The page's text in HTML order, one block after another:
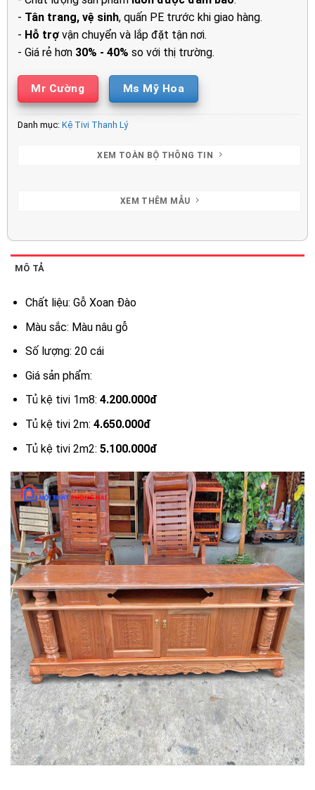
- Tân trang, vệ sinh, quấn PE trước khi giao hàng.
- Hỗ trợvận chuyển và lắp đặt tận nơi.
- Giá rẻ hơn 30% - 40% so với thị trường.
Mr Cường Ms Mỹ Hoa
Danh mục: Kệ Tivi Thanh Lý
XEM TOÀN BỘ THÔNG TIN
XEM THÊM MẪU
MÔ TẢ
Chất liệu: Gỗ Xoan Đào
Màu sắc: Màu nâu gỗ
Số lượng: 20 cái
Giá sản phẩm:
Tủ kệ tivi 1m8: 4.200.000đ
Tủ kệ tivi 2m: 4.650.000đ
Tủ kệ tivi 2m2: 5.100.000đ